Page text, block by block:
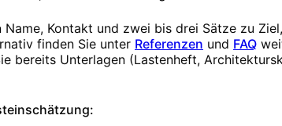
Name, Kontakt und zwei bis drei Sätze zu
finden Sie unter Referenzen und FAQ
bereits Unterlagen (Lastenheft,